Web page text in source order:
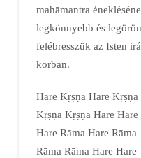
mahāmantra
legkönnyebb és
felébresszük az Isten
korban.
Hare Kṛṣṇa Hare Kṛṣṇa
Kṛṣṇa Kṛṣṇa Hare Hare
Hare Rāma Hare Rāma
Rāma Rāma Hare Hare